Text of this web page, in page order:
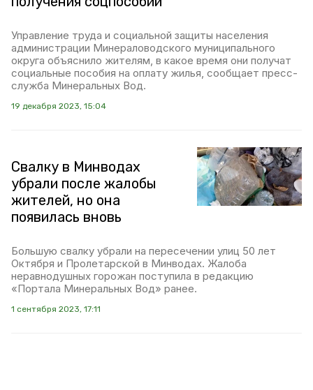
Управление труда и социальной защиты населения
администрации Минераловодского муниципального
округа объяснило жителям, в какое время они получат
социальные пособия на оплату жилья, сообщает пресс-
служба Минеральных Вод.
19 декабря 2023, 15:04
Свалку в Минводах
убрали после жалобы
жителей, но она
появилась вновь
Большую свалку убрали на пересечении улиц 50 лет
Октября и Пролетарской в Минводах. Жалоба
неравнодушных горожан поступила в редакцию
«Портала Минеральных Вод» ранее.
1 сентября 2023, 17:11